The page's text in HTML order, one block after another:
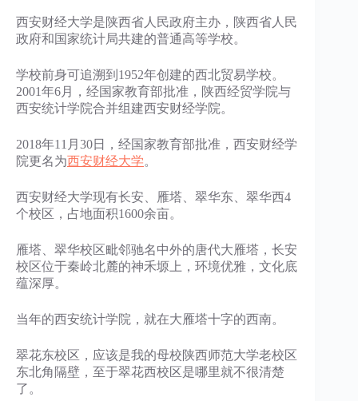
西安财经大学是陕西省人民政府主办，陕西省人民
政府和国家统计局共建的普通高等学校。
学校前身可追溯到1952年创建的西北贸易学校。
2001年6月，经国家教育部批准，陕西经贸学院与
西安统计学院合并组建西安财经学院。
2018年11月30日，经国家教育部批准，西安财经学
院更名为西安财经大学。
西安财经大学现有长安、雁塔、翠华东、翠华西4
个校区，占地面积1600余亩。
雁塔、翠华校区毗邻驰名中外的唐代大雁塔，长安
校区位于秦岭北麓的神禾塬上，环境优雅，文化底
蕴深厚。
当年的西安统计学院，就在大雁塔十字的西南。
翠花东校区，应该是我的母校陕西师范大学老校区
东北角隔壁，至于翠花西校区是哪里就不很清楚
了。